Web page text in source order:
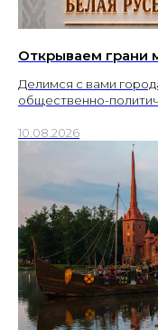
Открываем грани
Делимся с вами
общественно-
10.08.2026